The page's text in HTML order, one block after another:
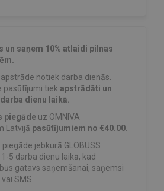
un saņem 10% atlaidi pilnas
notiek darba dienās.
pasūtījumi tiek apstrādāti un
dienu laikā.
piegāde uz OMNIVA
Latvijā pasūtījumiem no €40.00.
jebkurā GLOBUSS
5 darba dienu laikā, kad
gatavs saņemšanai, saņemsi
SMS.